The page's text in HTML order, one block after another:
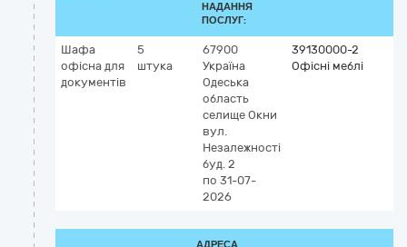
НАДАННЯ
ПОСЛУГ:
Шафа
офісна для
документів
5
штука
67900
Україна
Одеська
область
селище Окни
вул.
Незалежності
буд. 2
по 31-07-
2026
39130000-2
Офісні меблі